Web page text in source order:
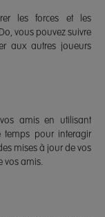
les forces et les
vous pouvez suivre
aux autres joueurs
amis en utilisant
temps pour interagir
mises à jour de vos
vos amis.